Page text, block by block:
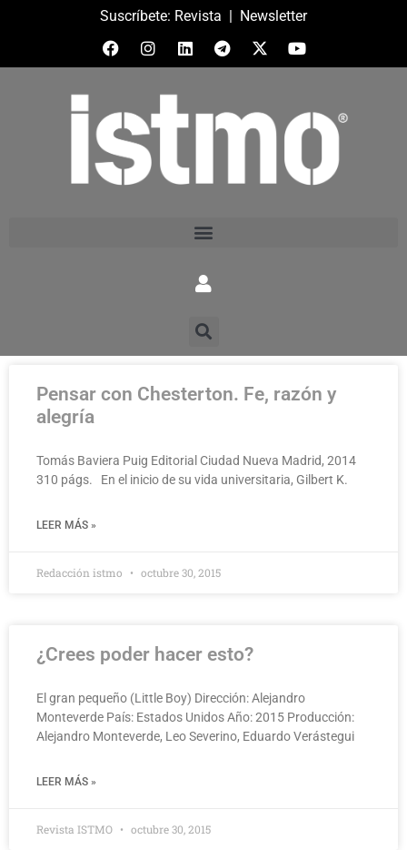
Suscríbete: Revista | Newsletter
Pensar con Chesterton. Fe, razón y
alegría
Tomás Baviera Puig Editorial Ciudad Nueva Madrid, 2014
310 págs. En el inicio de su vida universitaria, Gilbert K.
LEER MÁS »
Redacción istmo octubre 30, 2015
¿Crees poder hacer esto?
El gran pequeño (Little Boy) Dirección: Alejandro
Monteverde País: Estados Unidos Año: 2015 Producción:
Alejandro Monteverde, Leo Severino, Eduardo Verástegui
LEER MÁS »
Revista ISTMO octubre 30, 2015